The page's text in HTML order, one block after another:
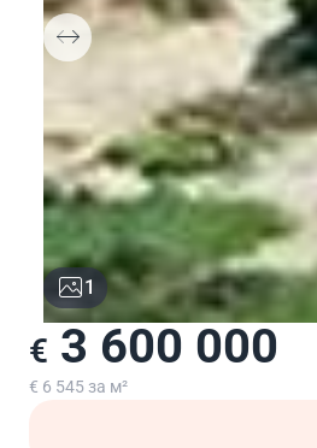
1
€ 3 600 000
€ 6 545 за м²